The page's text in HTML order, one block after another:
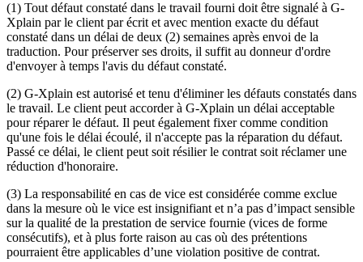
(1) Tout défaut constaté dans le travail fourni doit être signalé à G-
Xplain par le client par écrit et avec mention exacte du défaut
constaté dans un délai de deux (2) semaines après envoi de la
traduction. Pour préserver ses droits, il suffit au donneur d'ordre
d'envoyer à temps l'avis du défaut constaté.
(2) G-Xplain est autorisé et tenu d'éliminer les défauts constatés dans
le travail. Le client peut accorder à G-Xplain un délai acceptable
pour réparer le défaut. Il peut également fixer comme condition
qu'une fois le délai écoulé, il n'accepte pas la réparation du défaut.
Passé ce délai, le client peut soit résilier le contrat soit réclamer une
réduction d'honoraire.
(3) La responsabilité en cas de vice est considérée comme exclue
dans la mesure où le vice est insignifiant et n’a pas d’impact sensible
sur la qualité de la prestation de service fournie (vices de forme
consécutifs), et à plus forte raison au cas où des prétentions
pourraient être applicables d’une violation positive de contrat.